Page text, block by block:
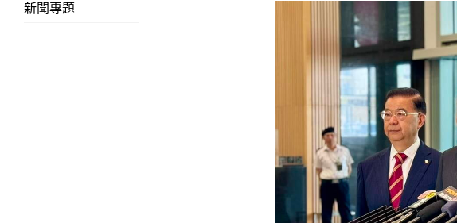
新聞專題